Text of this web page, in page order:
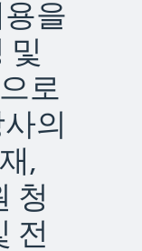
을
및
로
의
,
청
전